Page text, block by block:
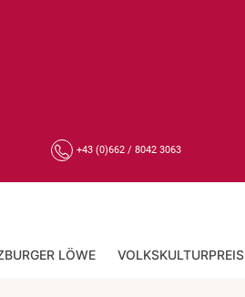
+43 (0)662 / 8042 3063
LÖWE VOLKSKULTURPREIS